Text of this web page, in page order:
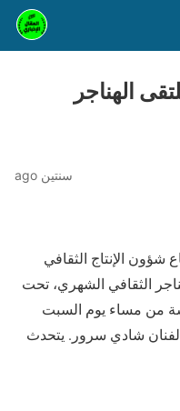
الهناجر
سنتين ago
قطاع شؤون الإنتاج الثقافي
الثقافي الشهري، تحت
من مساء يوم السبت
الفنان شادي سرور. يتحدث